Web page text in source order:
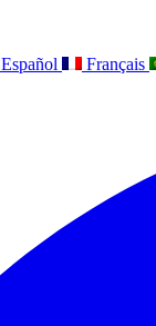
Español Français